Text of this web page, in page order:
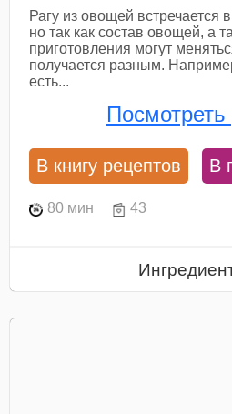
Рагу из овощей встречается
но так как состав овощей, а
приготовления могут
получается разным.
есть...
Посмотреть
В книгу рецептов В
80 мин 43